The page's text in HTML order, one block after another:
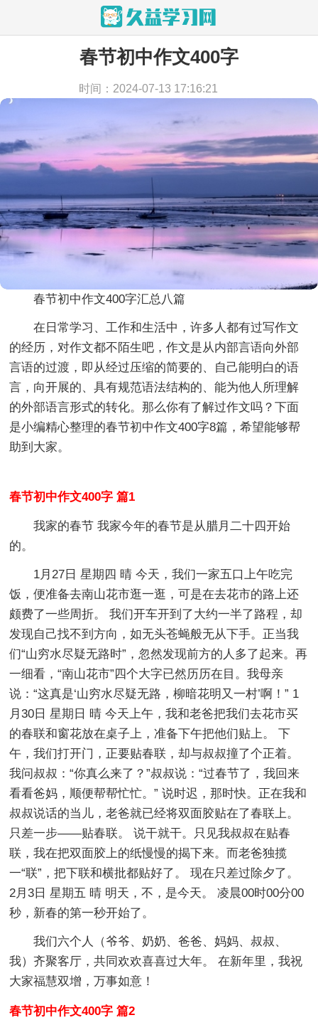
当前位置：首页 > 作文 > 初中作文
春节初中作文400字
时间：2024-07-13 17:16:21
春节初中作文400字汇总八篇
在日常学习、工作和生活中，许多人都有过写作文
的经历，对作文都不陌生吧，作文是从内部言语向外部
言语的过渡，即从经过压缩的简要的、自己能明白的语
言，向开展的、具有规范语法结构的、能为他人所理解
的外部语言形式的转化。那么你有了解过作文吗？下面
是小编精心整理的春节初中作文400字8篇，希望能够帮
助到大家。
春节初中作文400字 篇1
我家的春节 我家今年的春节是从腊月二十四开始
的。
1月27日 星期四 晴 今天，我们一家五口上午吃完
饭，便准备去南山花市逛一逛，可是在去花市的路上还
颇费了一些周折。 我们开车开到了大约一半了路程，却
发现自己找不到方向，如无头苍蝇般无从下手。正当我
们“山穷水尽疑无路时”，忽然发现前方的人多了起来。再
一细看，“南山花市”四个大字已然历历在目。我母亲
说：“这真是‘山穷水尽疑无路，柳暗花明又一村’啊！” 1
月30日 星期日 晴 今天上午，我和老爸把我们去花市买
的春联和窗花放在桌子上，准备下午把他们贴上。 下
午，我们打开门，正要贴春联，却与叔叔撞了个正着。
我问叔叔：“你真么来了？”叔叔说：“过春节了，我回来
看看爸妈，顺便帮帮忙忙。” 说时迟，那时快。正在我和
叔叔说话的当儿，老爸就已经将双面胶贴在了春联上。
只差一步——贴春联。 说干就干。只见我叔叔在贴春
联，我在把双面胶上的纸慢慢的揭下来。而老爸独揽
一“联”，把下联和横批都贴好了。 现在只差过除夕了。
2月3日 星期五 晴 明天，不，是今天。 凌晨00时00分00
秒，新春的第一秒开始了。
我们六个人（爷爷、奶奶、爸爸、妈妈、叔叔、
我）齐聚客厅，共同欢欢喜喜过大年。 在新年里，我祝
大家福慧双增，万事如意！
春节初中作文400字 篇2